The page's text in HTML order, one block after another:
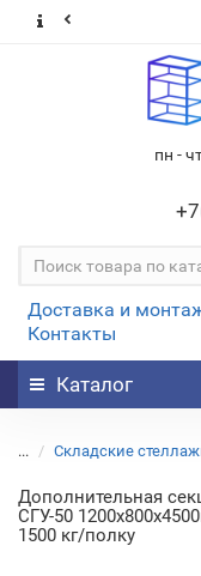
пн -
Доставка и
Контакты
Каталог
... Складские
Дополнительная
СГУ-50
1500 кг/полку